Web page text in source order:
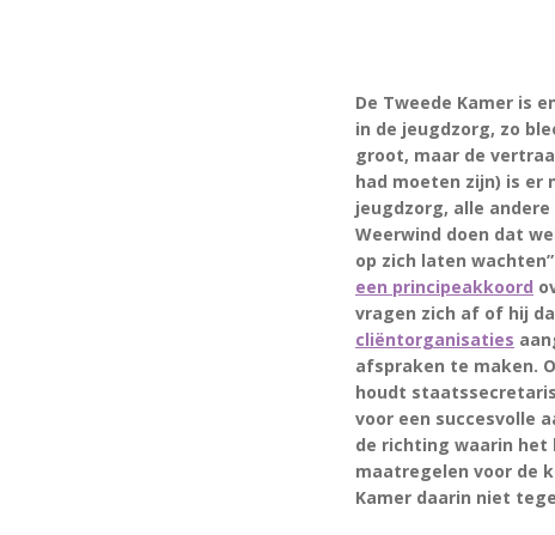
De Tweede Kamer is
in de jeugdzorg, zo
groot, maar de
had moeten zijn) is er
jeugdzorg, alle
Weerwind doen dat
op zich laten
een principeakkoord
vragen zich af of hij
cliëntorganisaties
afspraken te maken.
houdt
voor een succesvolle
de richting waarin het
maatregelen voor de
Kamer daarin niet